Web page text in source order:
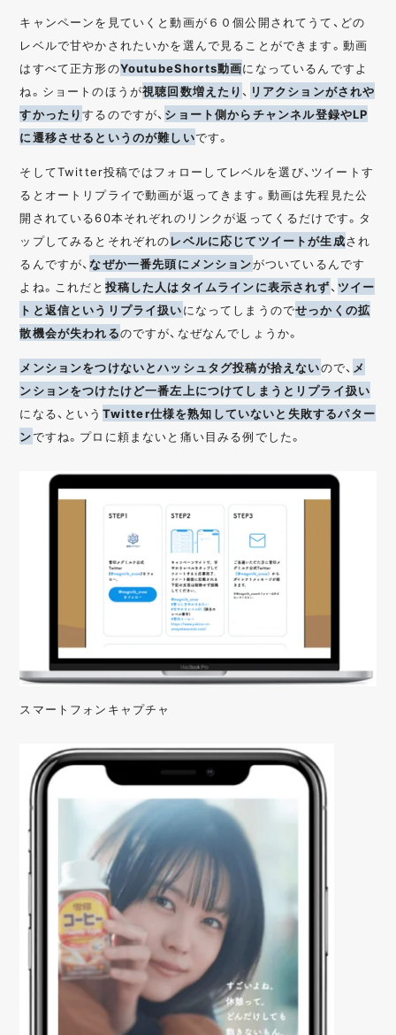
キャンペーンを見ていくと動画が６０個公開されてうて、どの
レベルで甘やかされたいかを選んで見ることができます。動画
はすべて正方形のYoutubeShorts動画になっているんですよ
ね。ショートのほうが視聴回数増えたり、 リアクションがされや
すかったりするのですが、 ショート側からチャンネル登録やLP
に遷移させるというのが難しいです。
そしてTwitter投稿ではフォローしてレベルを選び、ツイートす
るとオートリプライで動画が返ってきます。動画は先程見た公
開されている60本それぞれのリンクが返ってくるだけです。タ
ップしてみるとそれぞれのレベルに応じてツイートが生成され
るんですが、なぜか一番先頭にメンションがついているんです
よね。これだと 投稿した人はタイムラインに表示されず、 ツイー
トと返信というリプライ扱いになってしまうのでせっかくの拡
散機会が失われるのですが、なぜなんでしょうか。
メンションをつけないとハッシュタグ投稿が拾えないので、 メ
ンションをつけたけど一番左上につけてしまうとリプライ扱い
になる、という Twitter仕様を熟知していないと失敗するパター
ンですね。プロに頼まないと痛い目みる例でした。
スマートフォンキャプチャ